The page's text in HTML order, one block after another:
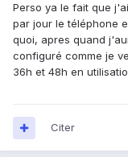
Perso ya le fait que
par jour le téléphone
quoi, apres quand
configuré comme je
36h et 48h en
Citer